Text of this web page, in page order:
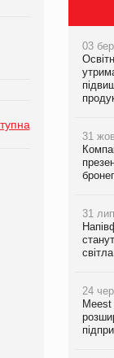
03
31
31
світла
24